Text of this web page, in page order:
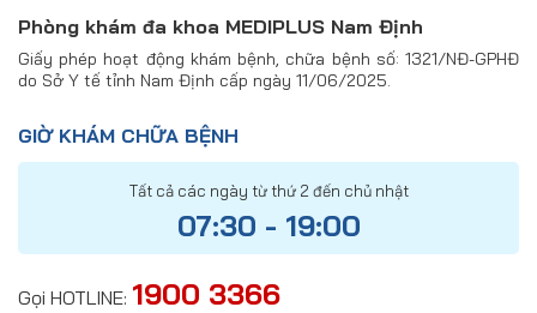
Phòng khám đa khoa MEDIPLUS Nam Định
Giấy phép hoạt động khám bệnh, chữa bệnh số: 1321/NĐ-GPHĐ
do Sở Y tế tỉnh Nam Định cấp ngày 11/06/2025.
GIỜ KHÁM CHỮA BỆNH
Tất cả các ngày từ thứ 2 đến chủ nhật
07:30 - 19:00
Gọi HOTLINE: 1900 3366